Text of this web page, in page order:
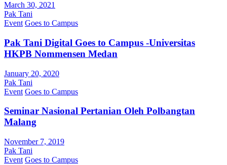
March 30, 2021
Pak Tani
Event Goes to Campus
Pak Tani Digital Goes to Campus -Universitas
HKPB Nommensen Medan
January 20, 2020
Pak Tani
Event Goes to Campus
Seminar Nasional Pertanian Oleh Polbangtan
Malang
November 7, 2019
Pak Tani
Event Goes to Campus